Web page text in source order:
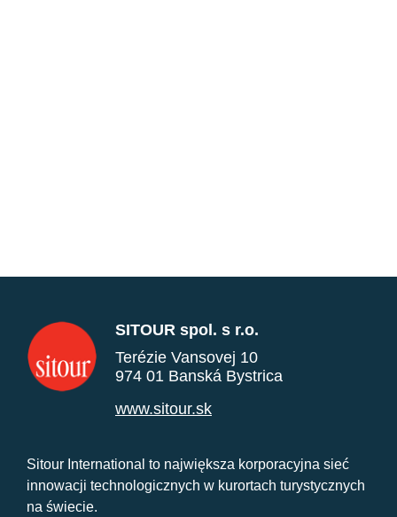
SITOUR spol. s r.o.
Terézie Vansovej 10
974 01 Banská Bystrica
www.sitour.sk
Sitour International to największa korporacyjna sieć
innowacji technologicznych w kurortach turystycznych
na świecie.